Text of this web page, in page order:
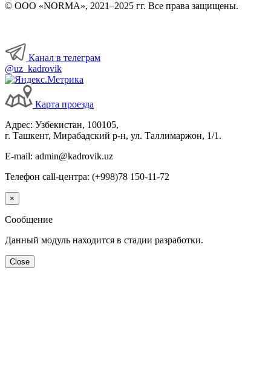
© ООО «NORMA», 2021–2025 гг. Все права защищены.
Канал в телеграм
@uz_kadrovik
Карта проезда
Адрес: Узбекистан, 100105,
г. Ташкент, Мирабадский р-н, ул. Таллимаржон, 1/1.
E-mail: admin@kadrovik.uz
Телефон call-центра: (+998)78 150-11-72
×
Сообщение
Данный модуль находится в стадии разработки.
Close